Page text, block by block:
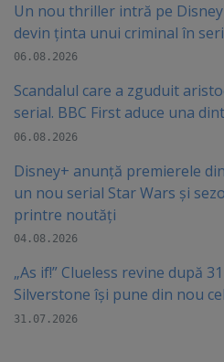
Un nou thriller intră pe
devin ținta unui criminal în
06.08.2026
Scandalul care a zguduit
serial. BBC First aduce una
06.08.2026
Disney+ anunță premierele
un nou serial Star Wars și
printre noutăți
04.08.2026
„As if!” Clueless revine după
Silverstone își pune din nou
31.07.2026